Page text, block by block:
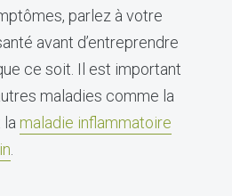
parlez à votre
avant d’entreprendre
ce soit. Il est important
maladies comme la
la maladie inflammatoire
.